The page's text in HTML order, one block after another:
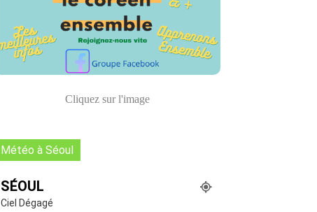
Cliquez sur l'image
Météo à Séoul
SÉOUL
Ciel Dégagé